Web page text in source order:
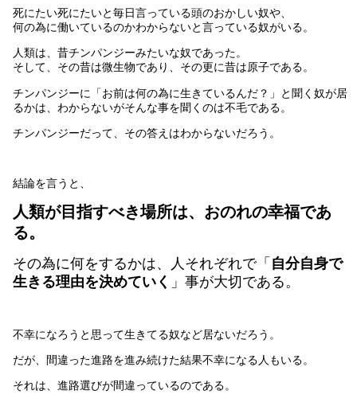
死にたい死にたいと毎日言っている頭のおかしい奴や、
何の為に働いているのかわからないと言っている奴がいる。
人類は、昔チンパンジーみたいな奴であった。
そして、その昔は微生物であり、その更に昔は原子である。
チンパンジーに「お前は何の為に生きているんだ？」と聞く奴が居
るかは、わからないがそんな事を聞くのは不毛である。
チンパンジーだって、その答えはわからないだろう。
結論を言うと、
人類が目指すべき場所は、おのれの幸福であ
る。
その為に何をするかは、人それぞれで「 自分自身で
生きる理由を決めていく 」事が大切である。
不幸になろうと思って生きてる奴など居ないだろう。
だが、間違った進路を進み続けた結果不幸になる人もいる。
それは、進路選びが間違っているのである。